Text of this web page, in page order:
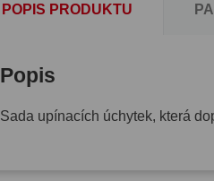
POPIS PRODUKTU
Popis
Sada upínacích úchytek, která